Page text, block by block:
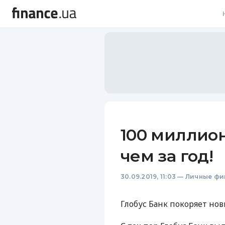
100
чем за год!
30.09.2019, 11:03 — Личные
Глобус Банк покоряет